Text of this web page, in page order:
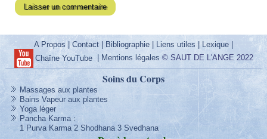
A Propos |Contact Bibliographie Liens utiles Lexique
Chaîne YouTube| Mentions légales © SAUT DE L'ANGE 2022
Soins du Corps
Massages aux plantes
Bains Vapeur aux plantes
Yoga léger
Pancha Karma:
1 Purva Karma 2 Shodhana 3 Svedhana